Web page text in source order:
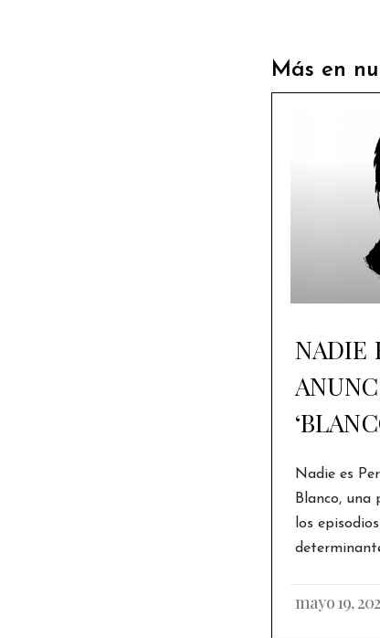
Más en
NADIE
Nadie es
Blanco, una
los
mayo 19,